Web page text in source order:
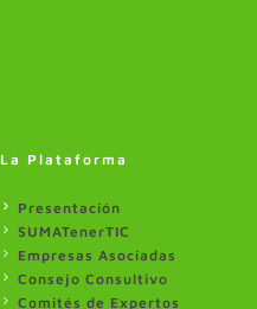
La Plataforma
Presentación
SUMATenerTIC
Empresas Asociadas
Consejo Consultivo
Comités de Expertos